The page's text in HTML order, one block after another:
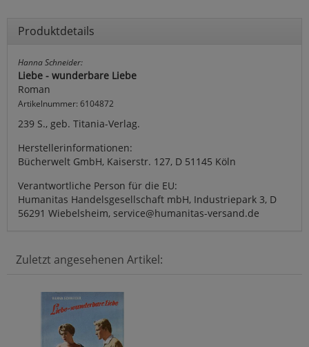
Produktdetails
Hanna Schneider:
Liebe - wunderbare Liebe
Roman
Artikelnummer: 6104872
239 S., geb. Titania-Verlag.
Herstellerinformationen:
Bücherwelt GmbH, Kaiserstr. 127, D 51145 Köln
Verantwortliche Person für die EU:
Humanitas Handelsgesellschaft mbH, Industriepark 3, D
56291 Wiebelsheim, service@humanitas-versand.de
Zuletzt angesehenen Artikel: